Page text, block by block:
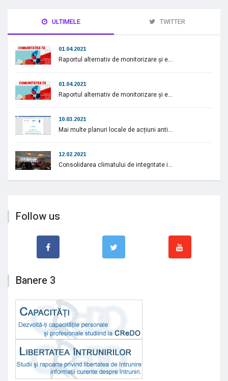
ULTIMELE TWITTER
01.04.2021
Raportul alternativ de monitorizare și e...
01.04.2021
Raportul alternativ de monitorizare și e...
10.03.2021
Mai multe planuri locale de acțiuni anti...
12.02.2021
Consolidarea climatului de integritate i...
Follow us
Banere 3